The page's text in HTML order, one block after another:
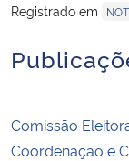
Registrado em
Comissão
Coordenação e